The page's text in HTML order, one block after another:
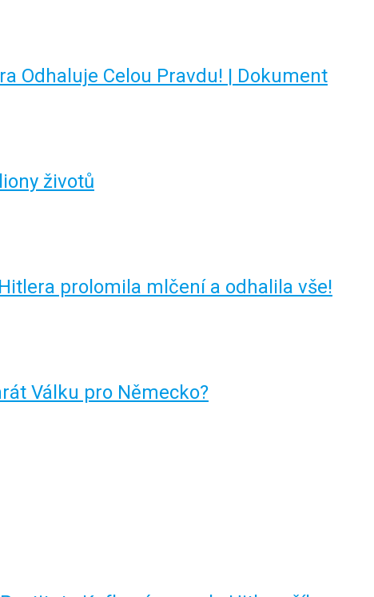
Odhaluje Celou Pravdu! | Dokument
životů
prolomila mlčení a odhalila vše!
Válku pro Německo?